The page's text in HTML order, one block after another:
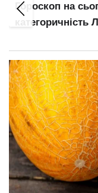
Гороскоп на
категоричність